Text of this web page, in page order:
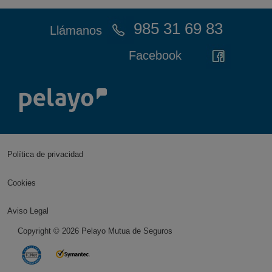
Llámanos 985 31 69 83
Facebook
Política de privacidad
Cookies
Aviso Legal
Copyright © 2026Pelayo Mutua de Seguros